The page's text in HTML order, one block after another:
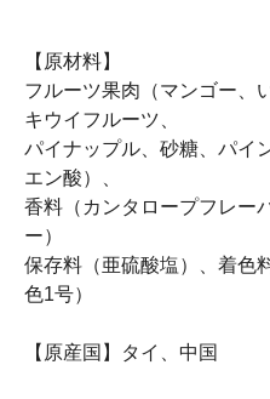
【原材料】
フルーツ果肉（マンゴー、
キウイフルーツ、
パイナップル、砂糖、パイ
エン酸）、
香料（カンタロープフレー
ー）
保存料（亜硫酸塩）、着色
色1号）
【原産国】タイ、中国